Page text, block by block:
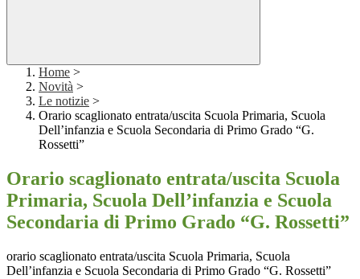
Home >
Novità >
Le notizie >
Orario scaglionato entrata/uscita Scuola Primaria, Scuola
Dell’infanzia e Scuola Secondaria di Primo Grado “G.
Rossetti”
Orario scaglionato entrata/uscita Scuola
Primaria, Scuola Dell’infanzia e Scuola
Secondaria di Primo Grado “G. Rossetti”
orario scaglionato entrata/uscita Scuola Primaria, Scuola
Dell’infanzia e Scuola Secondaria di Primo Grado “G. Rossetti”